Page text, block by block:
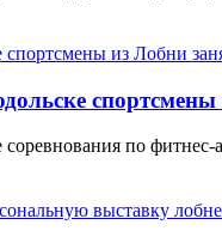
по фитнес-